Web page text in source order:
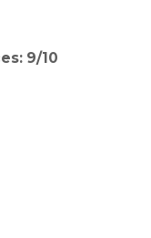
9/10